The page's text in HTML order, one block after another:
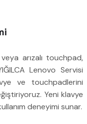
arızalı touchpad,
Lenovo Servisi
ve touchpadlerini
Yeni klavye
deneyimi sunar.